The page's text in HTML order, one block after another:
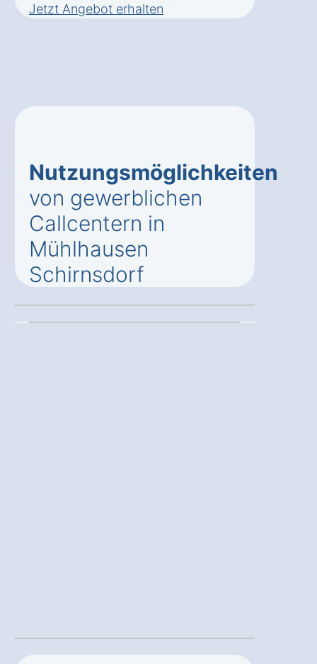
Jetzt Angebot erhalten
Nutzungsmöglichkeiten
von gewerblichen
Callcentern in
Mühlhausen
Schirnsdorf